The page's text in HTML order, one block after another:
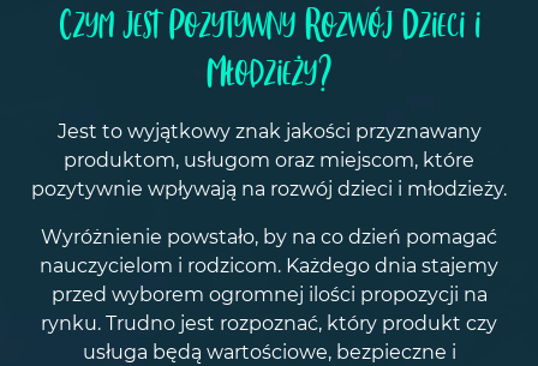
Czym jest Pozytywny Rozwój Dzieci i
Młodzieży?
Jest to wyjątkowy znak jakości przyznawany
produktom, usługom oraz miejscom, które
pozytywnie wpływają na rozwój dzieci i młodzieży.
Wyróżnienie powstało, by na co dzień pomagać
nauczycielom i rodzicom. Każdego dnia stajemy
przed wyborem ogromnej ilości propozycji na
rynku. Trudno jest rozpoznać, który produkt czy
usługa będą wartościowe, bezpieczne i